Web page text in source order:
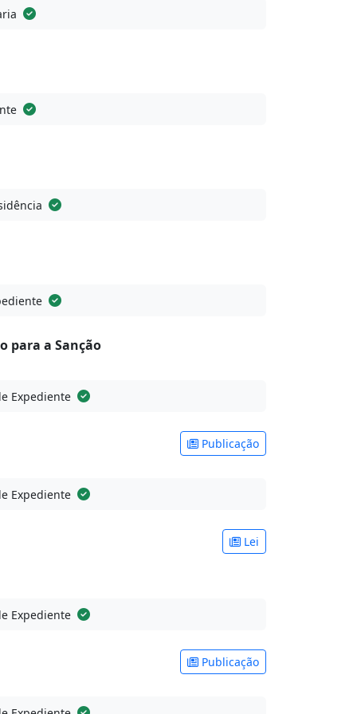
para a Sanção
Expediente
Publicação
Expediente
Lei
Expediente
Publicação